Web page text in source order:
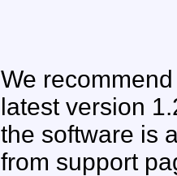
We
latest version
the software is
from support